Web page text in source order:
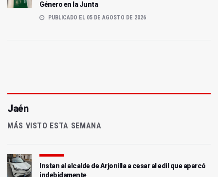
Género en la Junta
PUBLICADO EL 05 DE AGOSTO DE 2026
Jaén
MÁS VISTO ESTA SEMANA
Instan al alcalde de Arjonilla a cesar al edil que aparcó
indebidamente